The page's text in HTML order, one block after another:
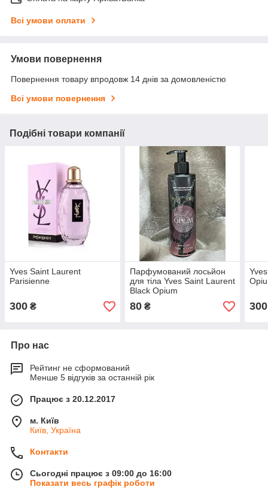
Всі умови оплати
Умови повернення
Повернення товару впродовж 14 днів за домовленістю
Всі умови повернення
Подібні товари компанії
Yves Saint Laurent
Parisienne
300 ₴
Парфумований лосьйон
для тіла Yves Saint Laurent
Black Opium
80₴ 300
Про нас
Рейтинг не сформований
Менше 5 відгуків за останній рік
Працює з 20.12.2017
м. Київ
Київ, Україна
Контакти
Сьогодні працює з 09:00 до 16:00
Показати весь графік роботи